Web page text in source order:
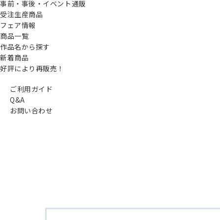
事前・事後・イベント通販
受注生産商品
フェア情報
商品一覧
作品名から探す
新着商品
好評により再販売！
ご利用ガイド
Q&A
お問い合わせ